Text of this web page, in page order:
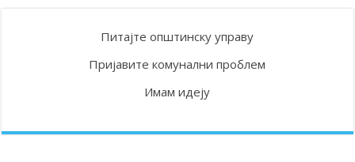
Питајте општинску управу
Пријавите комунални проблем
Имам идеју